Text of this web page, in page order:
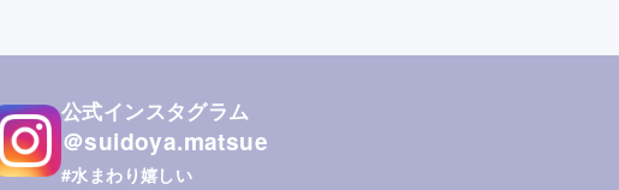
公式インスタグラム
＠suidoya.matsue
#水まわり嬉しい